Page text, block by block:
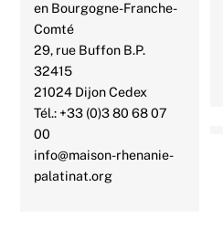
en Bourgogne-Franche-
Comté
29, rue Buffon B.P.
32415
21024 Dijon Cedex
Tél.: +33 (0)3 80 68 07
00
info@maison-rhenanie-
palatinat.org